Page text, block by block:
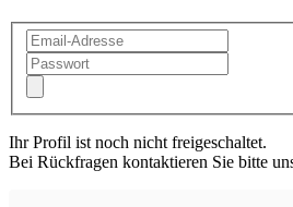
Ihr Profil ist noch nicht freigeschaltet.
Bei Rückfragen kontaktieren Sie bitte